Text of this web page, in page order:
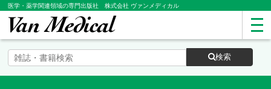
医学・薬学関連領域の専門出版社 株式会社 ヴァンメディカル
検索